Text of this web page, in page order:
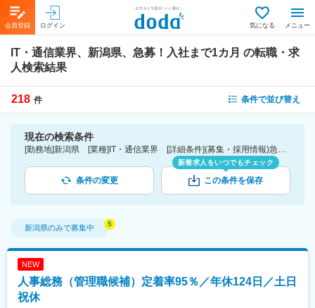
会員登録 ログイン 気になる メニュー
IT・通信業界、新潟県、急募！入社まで1カ月 の転職・求
人検索結果
218 件 条件で並び替え
現在の検索条件
[勤務地]新潟県 [業種]IT・通信業界 [詳細条件](募集・採用情報)急募！入社まで1カ月
条件の変更
新着求人をいつでもチェック
この条件を保存
新潟県のみで募集中
NEW
人事総務（管理職候補）定着率95％／年休124日／土日
祝休